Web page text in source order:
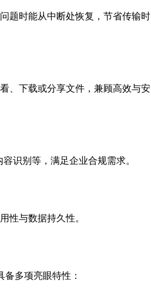
题时能从中断处恢复，节省传输
、下载或分享文件，兼顾高效与安
识别等，满足企业合规需求。
性与数据持久性。
多项亮眼特性：